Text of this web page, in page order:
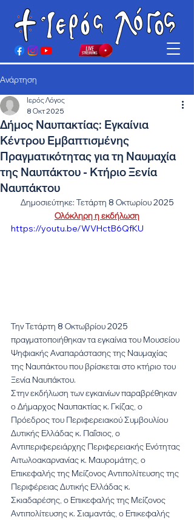
Ανάρτηση
Δήμος Ναυπακτίας: Εγκαίνια
Κέντρου Εμβαπτισμένης
Πραγματικότητας για τη Ναυμαχία
της Ναυπάκτου - Κτήριο Ξενία
Ναυπάκτου
Ιερός Λόγος
8 Οκτ 2025
Δημοσιεύτηκε: Τετάρτη 8 Οκτωρίου 2025
Ολόκληρη η εκδήλωση
https://youtu.be/WVHctB6QfKU
Την Τετάρτη 8 Οκτωβρίου 2025
πραγματοποιήθηκαν τα εγκαίνια του Μουσείου
Ψηφιακής Αναπαράστασης της Ναυμαχίας
της Ναυπάκτου που βρίσκεται στο κτήριο του
Ξενία Ναυπάκτου.
Στην εκδήλωση των εγκαινίων παραβρέθηκαν
ο Δήμαρχος Ναυπακτίας κ. Γκίζας, ο
Πρόεδρος του Περιφερειακού Συμβουλίου
Δυτικής Ελλάδας κ. Παΐσιος, ο
Αντιπεριφερειάρχης Περιφερειακής Ενότητας
Αιτωλοακαρνανίας κ. Μαυρομάτης, ο
Επικεφαλής της Μείζονος Αντιπολίτευσης της
Περιφέρειας Δυτικής Ελλάδας κ.
Σκιαδαρέσης, ο Επικεφαλής της Μείζονος
Αντιπολίτευσης κ. Σιαμαντάς, ο Επικεφαλής